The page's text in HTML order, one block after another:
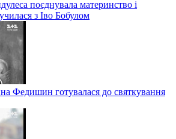
поєднувала материнство і
з Іво Бобулом
Федишин готувалася до святкування